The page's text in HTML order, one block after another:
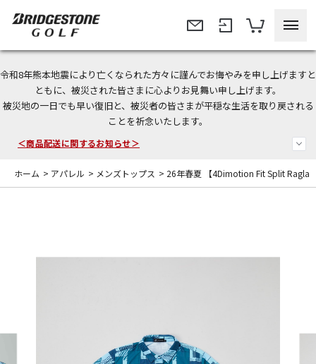
令和8年熊本地震により亡くなられた方々に謹んでお悔やみを申し上げますと
ともに、被災された皆さまに心よりお見舞い申し上げます。
被災地の一日でも早い復旧と、被災者の皆さまが平穏な生活を取り戻される
ことを祈念いたします。
＜夏季休暇中のご注文・発送・お問い合わせ＞
今なら新規会員登録で1,000円OFFクーポンプレゼント！
＜商品配送に関するお知らせ＞
ホーム > アパレル > メンズトップス > 26年春夏 【4Dimotion Fit Split Raglan